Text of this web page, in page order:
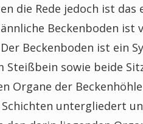
die Rede jedoch ist das
Beckenboden
Beckenboden ist ein
Steißbein sowie beide
Organe der
untergliedert